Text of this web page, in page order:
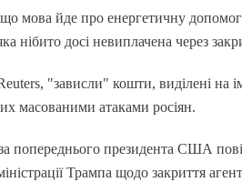
мова йде про енергетичну
нібито досі невиплачена через
"зависли" кошти, виділені на
масованими атаками росіян.
попереднього президента США
Трампа щодо закриття